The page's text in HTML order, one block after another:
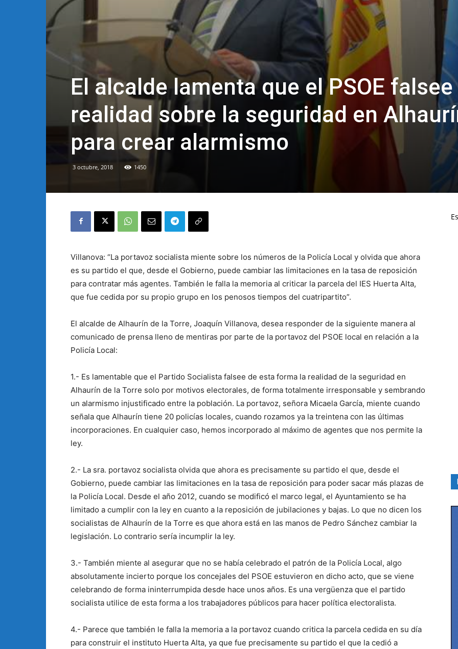
El alcalde lamenta que el PSOE
realidad sobre la seguridad en
para crear alarmismo
3 octubre, 2018 1450
Villanova: “La portavoz socialista miente sobre los números de la Policía Local y olvida que ahora
es su partido el que, desde el Gobierno, puede cambiar las limitaciones en la tasa de reposición
para contratar más agentes. También le falla la memoria al criticar la parcela del IES Huerta Alta,
que fue cedida por su propio grupo en los penosos tiempos del cuatripartito”.
El alcalde de Alhaurín de la Torre, Joaquín Villanova, desea responder de la siguiente manera al
comunicado de prensa lleno de mentiras por parte de la portavoz del PSOE local en relación a la
Policía Local:
1.- Es lamentable que el Partido Socialista falsee de esta forma la realidad de la seguridad en
Alhaurín de la Torre solo por motivos electorales, de forma totalmente irresponsable y sembrando
un alarmismo injustificado entre la población. La portavoz, señora Micaela García, miente cuando
señala que Alhaurín tiene 20 policías locales, cuando rozamos ya la treintena con las últimas
incorporaciones. En cualquier caso, hemos incorporado al máximo de agentes que nos permite la
ley.
2.- La sra. portavoz socialista olvida que ahora es precisamente su partido el que, desde el
Gobierno, puede cambiar las limitaciones en la tasa de reposición para poder sacar más plazas de
la Policía Local. Desde el año 2012, cuando se modificó el marco legal, el Ayuntamiento se ha
limitado a cumplir con la ley en cuanto a la reposición de jubilaciones y bajas. Lo que no dicen los
socialistas de Alhaurín de la Torre es que ahora está en las manos de Pedro Sánchez cambiar la
legislación. Lo contrario sería incumplir la ley.
3.- También miente al asegurar que no se había celebrado el patrón de la Policía Local, algo
absolutamente incierto porque los concejales del PSOE estuvieron en dicho acto, que se viene
celebrando de forma ininterrumpida desde hace unos años. Es una vergüenza que el partido
socialista utilice de esta forma a los trabajadores públicos para hacer política electoralista.
4.- Parece que también le falla la memoria a la portavoz cuando critica la parcela cedida en su día
para construir el instituto Huerta Alta, ya que fue precisamente su partido el que la cedió a